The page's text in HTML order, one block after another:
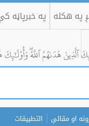
په هکله په خبرپاڼه
ٱلَّذِينَ هَدَىٰهُمُ ٱللَّهُۖ وَأُوْلَٰٓئِكَ
او مقالې التطبيقات